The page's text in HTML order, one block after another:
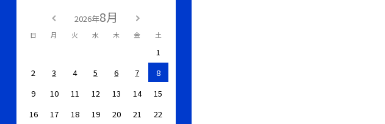
2026年8月
日 月 火 水 木 金 土
1
2
3 4 5 6 7
8
9
10 11 12 13 14
15
16
17 18 19 20 21
22